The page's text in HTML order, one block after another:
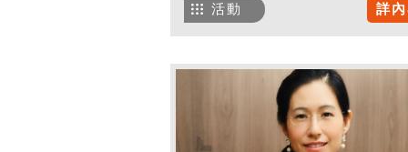
詳
活動